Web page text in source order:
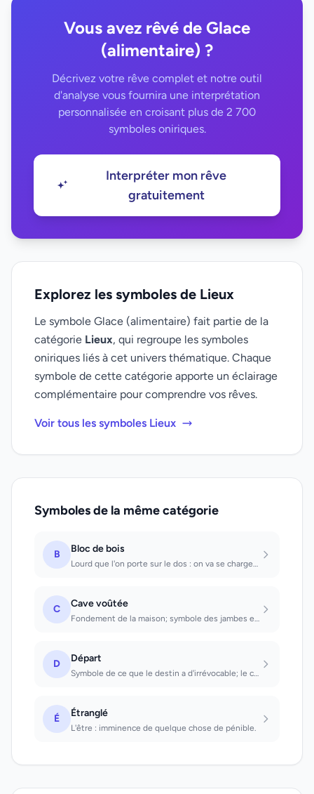
Vous avez rêvé de Glace
(alimentaire) ?
Décrivez votre rêve complet et notre outil
d'analyse vous fournira une interprétation
personnalisée en croisant plus de 2 700
symboles oniriques.
Interpréter mon rêve
gratuitement
Explorez les symboles de Lieux
Le symbole Glace (alimentaire) fait partie de la
catégorie Lieux, qui regroupe les symboles
oniriques liés à cet univers thématique. Chaque
symbole de cette catégorie apporte un éclairage
complémentaire pour comprendre vos rêves.
Voir tous les symboles Lieux
Symboles de la même catégorie
B Bloc de bois
Lourd que l'on porte sur le dos : on va se charger de quelque chose qui ne rappo...
C Cave voûtée
Fondement de la maison; symbole des jambes et des régions inférieures du corps.
D Départ
Symbole de ce que le destin a d'irrévocable; le choix de la bonne ou mauvaise di...
É Étranglé
L'être : imminence de quelque chose de pénible.